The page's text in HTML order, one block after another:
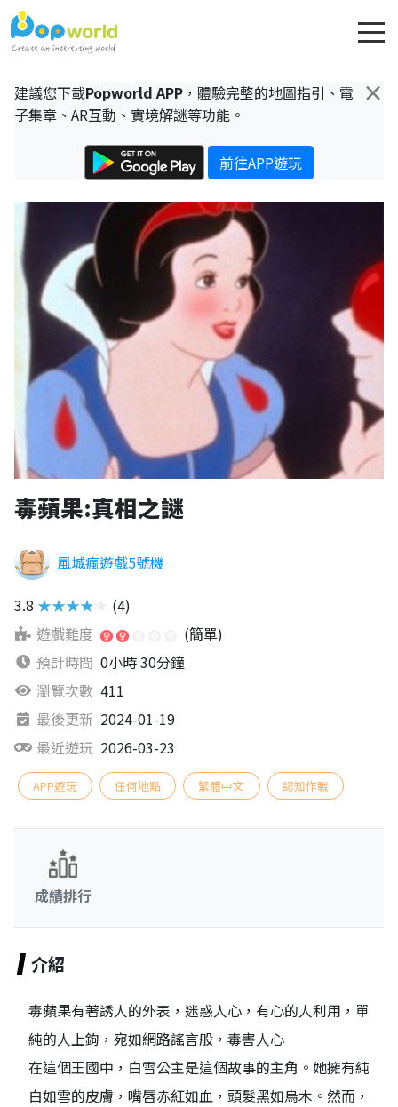
×
建議您下載Popworld APP ，體驗完整的地圖指引、電
子集章、AR互動、實境解謎等功能。
前往APP遊玩
毒蘋果:真相之謎
風城瘋遊戲5號機
3.8 ★★★★★
(4)
遊戲難度
(簡單)
預計時間 0小時 30分鐘
瀏覽次數 411
最後更新 2024-01-19
最近遊玩 2026-03-23
APP遊玩 任何地點 繁體中文 認知作戰
成績排行
介紹
毒蘋果有著誘人的外表，迷惑人心，有心的人利用，單
純的人上鉤，宛如網路謠言般，毒害人心
在這個王國中，白雪公主是這個故事的主角。她擁有純
白如雪的皮膚，嘴唇赤紅如血，頭髮黑如烏木。然而，